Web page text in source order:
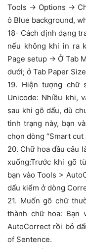
Tools -> Options ->
ô Blue background,
18- Cách định dạng
nếu không khi in ra
Page setup -> Ở Tab
dưới; ở Tab Paper
19. Hiện tượng chữ
Unicode: Nhiều khi,
sau khi gõ dấu, dù
tình trạng này, bạn
chọn dòng “Smart cut
20. Chữ hoa đầu câu
xuống:Trước khi gõ
bạn vào Tools >
dấu kiểm ở dòng
21. Muốn gõ chữ
thành chữ hoa: Bạn
AutoCorrect rồi bỏ
of Sentence.